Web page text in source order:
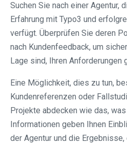
Suchen Sie nach einer Agentur,
Erfahrung mit Typo3 und
verfügt. Überprüfen Sie deren
nach Kundenfeedback, um
Lage sind, Ihren Anforderungen
Eine Möglichkeit, dies zu tun,
Kundenreferenzen oder
Projekte abdecken wie das,
Informationen geben Ihnen
der Agentur und die